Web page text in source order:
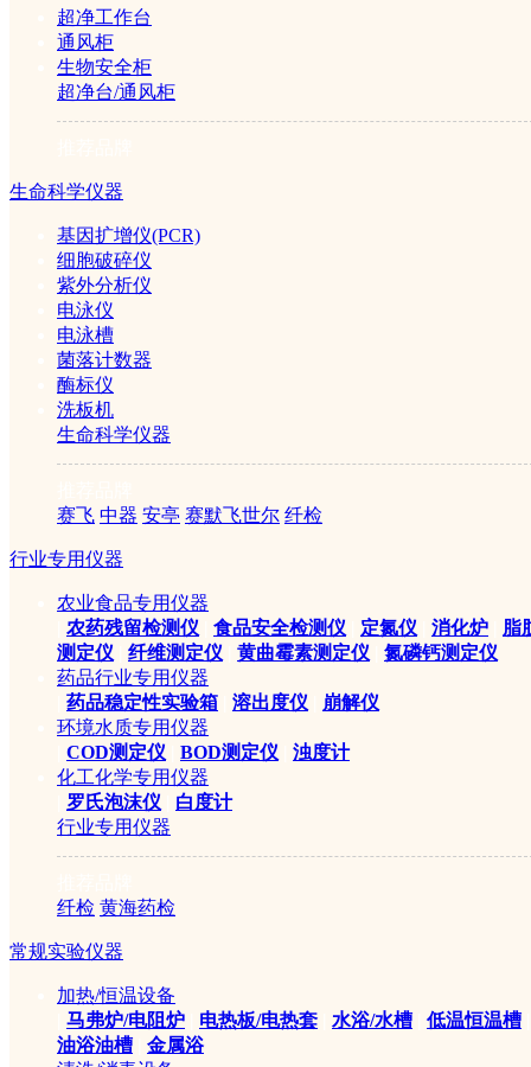
超净工作台
通风柜
生物安全柜
超净台/通风柜
生命科学仪器
基因扩增仪(PCR)
细胞破碎仪
紫外分析仪
电泳仪
电泳槽
菌落计数器
酶标仪
洗板机
生命科学仪器
赛飞 中器 安亭 赛默飞世尔 纤检
行业专用仪器
农业食品专用仪器
农药残留检测仪 食品安全检测仪 定氮仪 消化炉
脂
测定仪
纤维测定仪 黄曲霉素测定仪
氮磷钙测定仪
药品行业专用仪器
药品稳定性实验箱 溶出度仪
崩解仪
环境水质专用仪器
COD测定仪 BOD测定仪
浊度计
化工化学专用仪器
罗氏泡沫仪
白度计
行业专用仪器
纤检 黄海药检
常规实验仪器
加热/恒温设备
马弗炉/电阻炉 电热板/电热套 水浴/水槽 低温恒温槽
油浴油槽
金属浴
蠕动泵
气体发生器
空气发生器
氢气发生器
氮气发生器
氢空一体机
氮氢空一体机
1/1
重新搜索：
公司简介| 产品目录
©2005-2026 赛伦仪器
ICP备案证书号:京ICP备